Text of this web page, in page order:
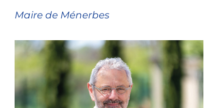
Maire de Ménerbes